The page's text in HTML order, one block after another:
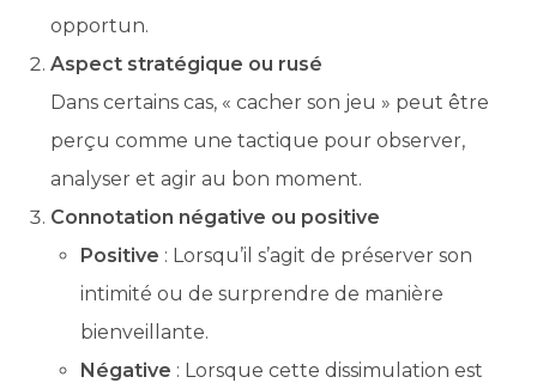
opportun.
Aspect stratégique ou rusé
Dans certains cas, « cacher son jeu » peut être
perçu comme une tactique pour observer,
analyser et agir au bon moment.
Connotation négative ou positive
Positive : Lorsqu’il s’agit de préserver son
intimité ou de surprendre de manière
bienveillante.
Négative : Lorsque cette dissimulation est